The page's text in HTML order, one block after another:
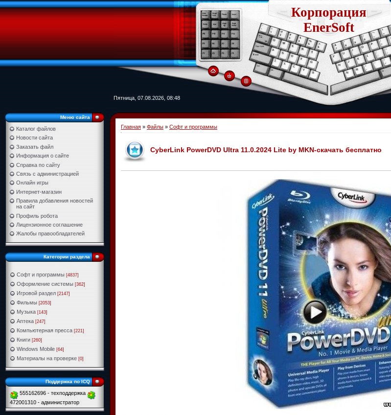
Корпорация
EnerSoft
Пятница, 07.08.2026, 08:48
Меню сайта
Каталог файлов
Новости сайта
Заказать файл
Информация о сайте
Справка по сайту
Связь с администрацией
Онлайн игры
Интернет-магазин
Правила добавления новостей
на сайт
Профиль робота
Лицензионное соглашение
Жалобы правообладателей
Категории раздела
Софт и программы [4837]
Оформление системы [362]
Игровой раздел [2147]
Фильмы [2053]
Музыка [143]
Аптека [247]
Компьютерная пресса [221]
Книги [260]
Windows Mobile [64]
Материалы на проверке [0]
Поддержка по ICQ
555162696 - техподдержка
472001310 - администратор
Главная » Файлы » Софт и программы
CyberLink PowerDVD Ultra 11.0.2024 Lite by MKN-скачать бесплатно